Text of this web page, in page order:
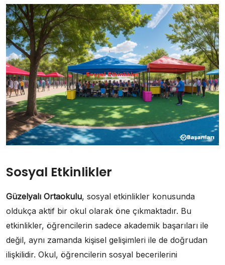
Sosyal Etkinlikler
Güzelyalı Ortaokulu, sosyal etkinlikler konusunda
oldukça aktif bir okul olarak öne çıkmaktadır. Bu
etkinlikler, öğrencilerin sadece akademik başarıları ile
değil, aynı zamanda kişisel gelişimleri ile de doğrudan
ilişkilidir. Okul, öğrencilerin sosyal becerilerini